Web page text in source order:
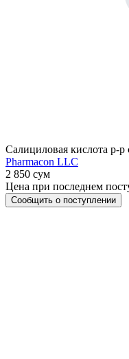
Салициловая кислота р-
Pharmacon LLC
2 850 сум
Цена при последнем
Сообщить о поступлении